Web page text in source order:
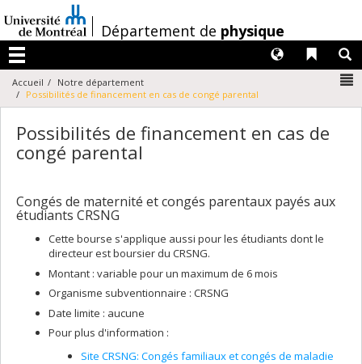
au
contenu
/Département de physique
Menu
Liens
Langues
Accueil
Notre département
Possibilités de financement en cas de congé parental
Possibilités de financement en cas de
congé parental
Congés de maternité et congés parentaux payés aux
étudiants CRSNG
Cette bourse s'applique aussi pour les étudiants dont le
directeur est boursier du CRSNG.
Montant : variable pour un maximum de 6 mois
Organisme subventionnaire : CRSNG
Date limite : aucune
Pour plus d'information :
Site CRSNG: Congés familiaux et congés de maladie